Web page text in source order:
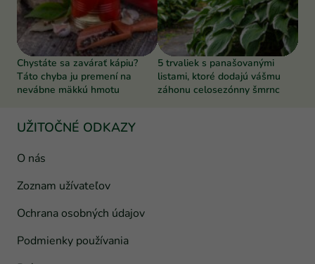
Chystáte sa zavárať kápiu?
Táto chyba ju premení na
nevábne mäkkú hmotu
5 trvaliek s panašovanými
listami, ktoré dodajú vášmu
záhonu celosezónny šmrnc
UŽITOČNÉ ODKAZY
O nás
Zoznam užívateľov
Ochrana osobných údajov
Podmienky používania